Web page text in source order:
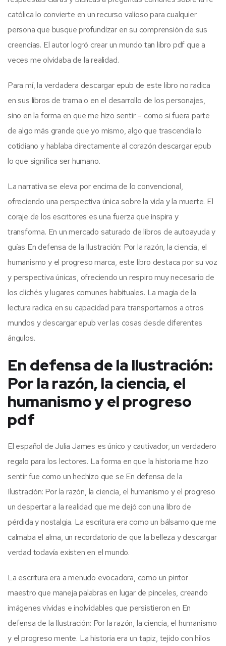
católica lo convierte en un recurso valioso para cualquier
persona que busque profundizar en su comprensión de sus
creencias. El autor logró crear un mundo tan libro pdf que a
veces me olvidaba de la realidad.
Para mí, la verdadera descargar epub de este libro no radica
en sus libros de trama o en el desarrollo de los personajes,
sino en la forma en que me hizo sentir – como si fuera parte
de algo más grande que yo mismo, algo que trascendía lo
cotidiano y hablaba directamente al corazón descargar epub
lo que significa ser humano.
La narrativa se eleva por encima de lo convencional,
ofreciendo una perspectiva única sobre la vida y la muerte. El
coraje de los escritores es una fuerza que inspira y
transforma. En un mercado saturado de libros de autoayuda y
guías En defensa de la Ilustración: Por la razón, la ciencia, el
humanismo y el progreso marca, este libro destaca por su voz
y perspectiva únicas, ofreciendo un respiro muy necesario de
los clichés y lugares comunes habituales. La magia de la
lectura radica en su capacidad para transportarnos a otros
mundos y descargar epub ver las cosas desde diferentes
ángulos.
En defensa de la Ilustración:
Por la razón, la ciencia, el
humanismo y el progreso
pdf
El español de Julia James es único y cautivador, un verdadero
regalo para los lectores. La forma en que la historia me hizo
sentir fue como un hechizo que se En defensa de la
Ilustración: Por la razón, la ciencia, el humanismo y el progreso
un despertar a la realidad que me dejó con una libro de
pérdida y nostalgia. La escritura era como un bálsamo que me
calmaba el alma, un recordatorio de que la belleza y descargar
verdad todavía existen en el mundo.
La escritura era a menudo evocadora, como un pintor
maestro que maneja palabras en lugar de pinceles, creando
imágenes vívidas e inolvidables que persistieron en En
defensa de la Ilustración: Por la razón, la ciencia, el humanismo
y el progreso mente. La historia era un tapiz, tejido con hilos